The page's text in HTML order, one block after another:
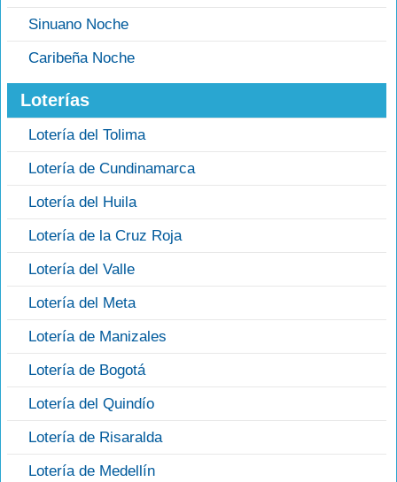
Sinuano Noche
Caribeña Noche
Loterías
Lotería del Tolima
Lotería de Cundinamarca
Lotería del Huila
Lotería de la Cruz Roja
Lotería del Valle
Lotería del Meta
Lotería de Manizales
Lotería de Bogotá
Lotería del Quindío
Lotería de Risaralda
Lotería de Medellín